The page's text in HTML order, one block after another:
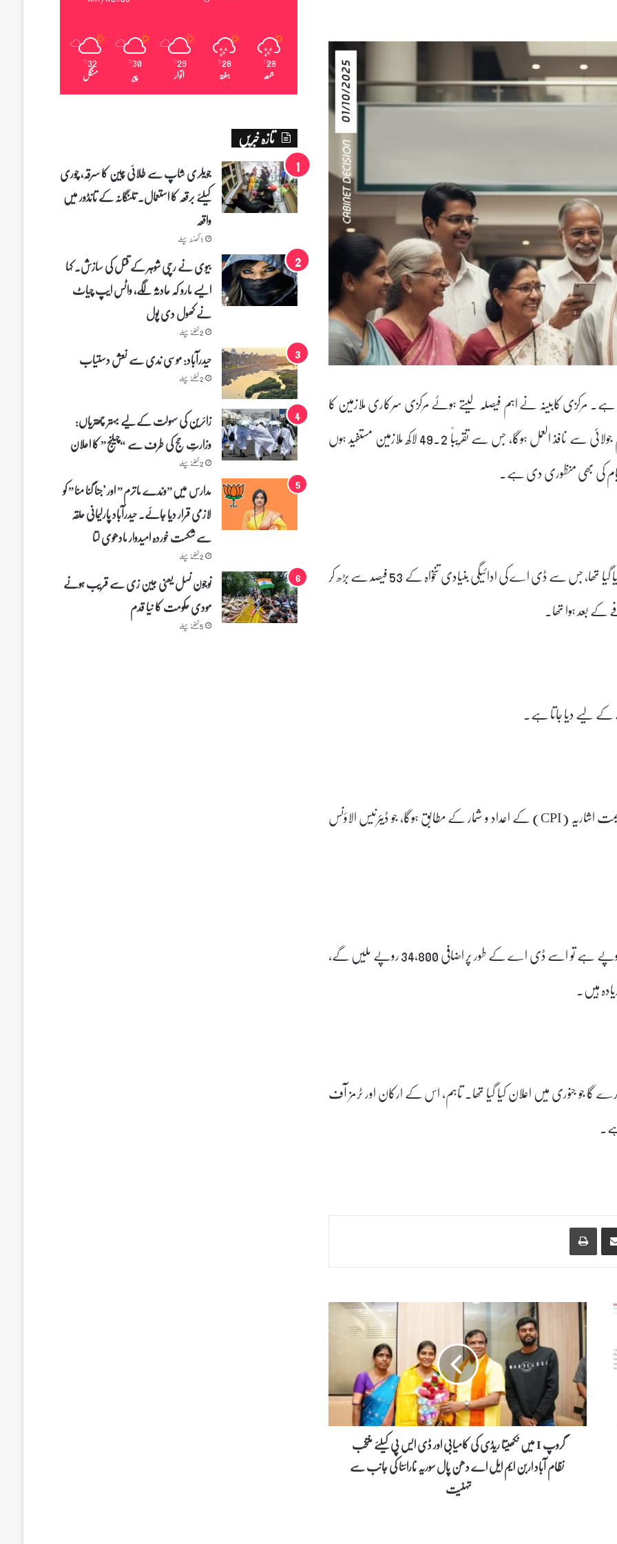
مرکزی کابینہ نے اہم فیصلہ لیتے ہوئے مرکزی سرکاری ملازمین کا
ڈی اے میں 3 فیصد اضافہ کی منظوری دی ہے۔ یہ اضافہ یکم جولائی سے نافذ العمل ہوگا، جس سے تقریباً 49.2 لاکھ ملازمین مستفید ہوں
یہ اس سال دوسرا اضافہ ہے؛ مارچ میں دو فیصد اضافہ کا اعلان کیا گیا تھا، جس سے ڈی اے کی ادائیگی بنیادی تنخواہ کے 53 فیصد سے بڑھ کر
لیے دیا جاتا ہے۔
اس ماہ کا اضافہ توقع ہے کہ صنعتی کارکنوں کے لیے صارف قیمت اشاریہ (CPI) کے اعداد و شمار کے مطابق ہوگا، جو ڈیئرنیس الاؤنس
اس کا مطلب یہ ہوگا کہ اگر کسی ملازم کی بنیادی تنخواہ 60,000 روپے ہے تو اسے ڈی اے کے طور پر اضافی 34,800 روپے ملیں گے،
کرے گا جو جنوری میں اعلان کیا گیا تھا۔ تاہم، اس کے ارکان اور ٹرمز آف
Share via Email
Print
گ
ر
و
پ
I
م
ی
ں
ن
گروپ I میں نکھیتا ریڈی کی کامیابی اور ڈی ایس پی کیلئے منتخب
نظام آباد اربن ایم ایل اے دھن پال سوریہ نارائنا کی جانب سے
تہنیت
28
℃
جمعہ
28
℃
ہفتہ
29
℃
اتوار
30
℃
پیر
32
℃
منگل
تازہ خبریں
جویلری شاپ سے طلائی چین کا سرقہ، چوری
کیلئے برقعہ کا استعمال۔ تلنگانہ کے تانڈور میں
واقعہ
1 گھنٹہ پہلے
بیوی نے رچی شوہر کے قتل کی سازش۔ کہا
ایسے مارو کہ حادثہ لگے، واٹس ایپ چیاٹ
نے کھول دی پول
2 گھنٹے پہلے
حیدرآباد: موسی ندی سے نعش دستیاب
2 گھنٹے پہلے
زائرین کی سہولت کے لیے بہتر چھتریاں:
وزارتِ حج کی طرف سے “چیلنج” کا اعلان
2 گھنٹے پہلے
مدارس میں”وندے ماترم” اور "جنا گنا منا” کو
لازمی قرار دیا جائے۔ حیدرآباد پارلیمانی حلقہ
سے شکست خوردہ امیدوار مادھوی لتا
2 گھنٹے پہلے
نوجون نسل یعنی جین زی سے قریب ہونے
مودی حکومت کا نیا قدم
5 گھنٹے پہلے